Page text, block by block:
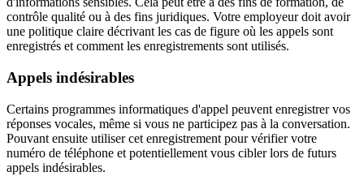
contrôle qualité ou à des fins juridiques. Votre employeur doit avoir
une politique claire décrivant les cas de figure où les appels sont
enregistrés et comment les enregistrements sont utilisés.
Appels indésirables
Certains programmes informatiques d'appel peuvent enregistrer vos
réponses vocales, même si vous ne participez pas à la conversation.
Pouvant ensuite utiliser cet enregistrement pour vérifier votre
numéro de téléphone et potentiellement vous cibler lors de futurs
appels indésirables.